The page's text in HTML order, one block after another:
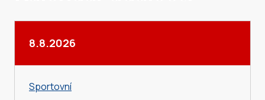
8.8.2026
Sportovní